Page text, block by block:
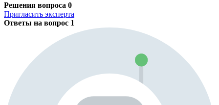
Решения вопроса 0
Пригласить эксперта
Ответы на вопрос 1